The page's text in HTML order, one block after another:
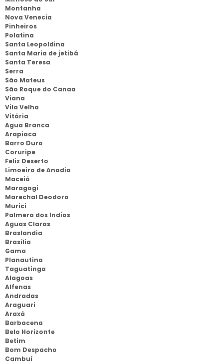
Montanha
Nova Venecia
Pinheiros
Polatina
Santa Leopoldina
Santa Maria de jetibá
Santa Teresa
Serra
São Mateus
São Roque do Canaa
Viana
Vila Velha
Vitória
Agua Branca
Arapiaca
Barro Duro
Coruripe
Feliz Deserto
Limoeiro de Anadia
Maceió
Maragogi
Marechal Deodoro
Murici
Palmera dos Indios
Aguas Claras
Braslandia
Brasília
Gama
Planautina
Taguatinga
Alagoas
Alfenas
Andradas
Araguari
Araxá
Barbacena
Belo Horizonte
Betim
Bom Despacho
Cambuí